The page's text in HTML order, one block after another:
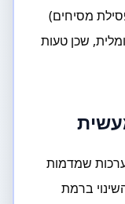
מסיחים)
שכן טעות
שמדמות
ברמת